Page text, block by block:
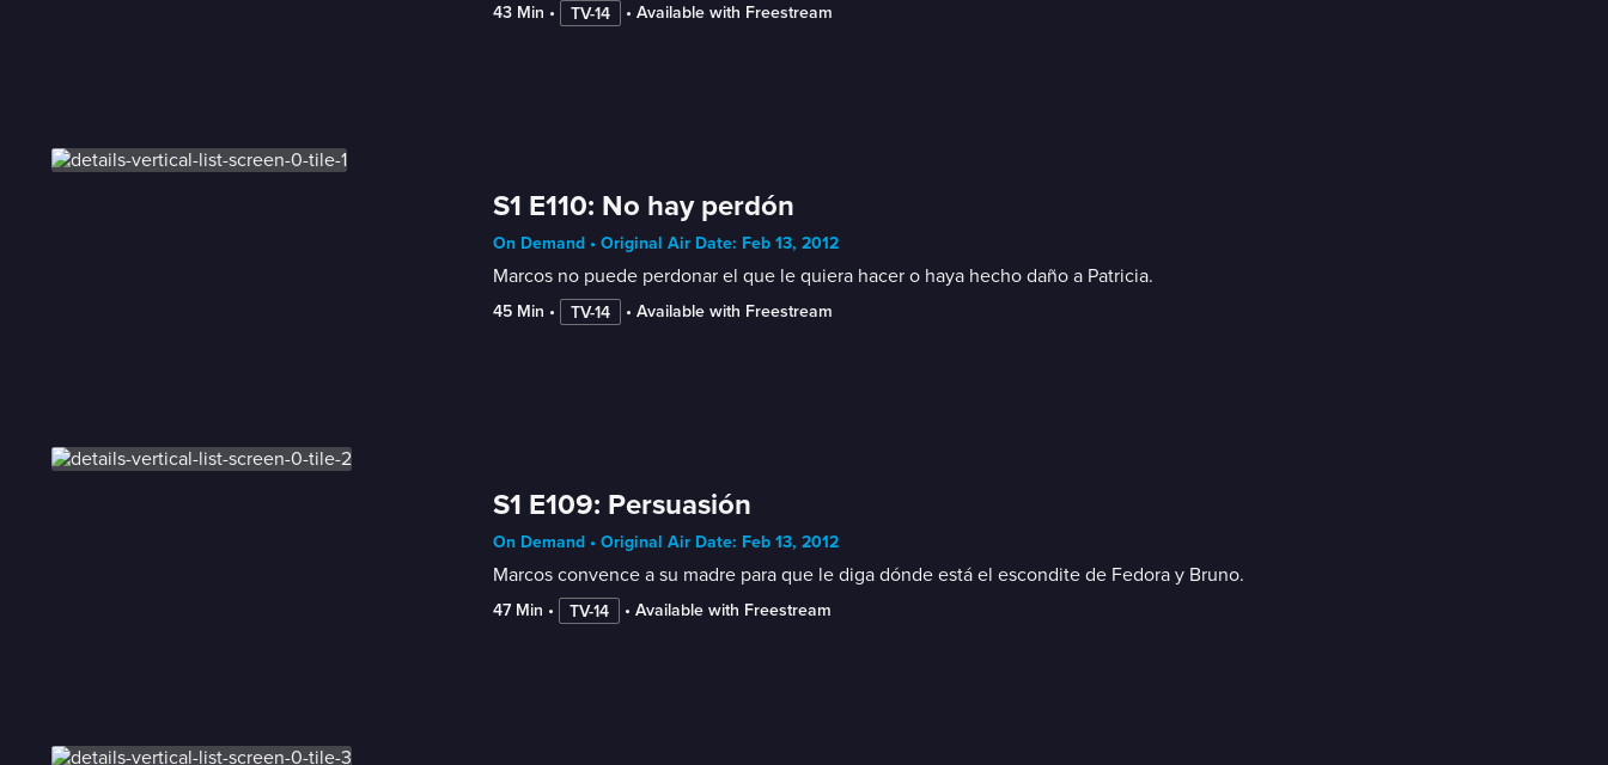
43 Min • TV-14 • Available with Freestream
S1 E110: No hay perdón
On Demand • Original Air Date: Feb 13, 2012
Marcos no puede perdonar el que le quiera hacer o haya hecho daño a Patricia.
45 Min • TV-14 • Available with Freestream
S1 E109: Persuasión
On Demand • Original Air Date: Feb 13, 2012
Marcos convence a su madre para que le diga dónde está el escondite de Fedora y Bruno.
47 Min • TV-14 • Available with Freestream